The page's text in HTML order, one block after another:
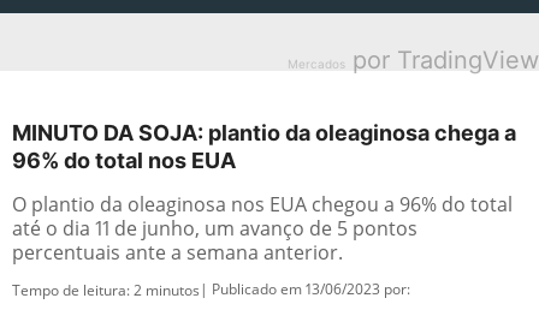
Mercados por TradingView
MINUTO DA SOJA: plantio da oleaginosa chega a
96% do total nos EUA
O plantio da oleaginosa nos EUA chegou a 96% do total
até o dia 11 de junho, um avanço de 5 pontos
percentuais ante a semana anterior.
Tempo de leitura:2 minutos | Publicado em 13/06/2023 por: